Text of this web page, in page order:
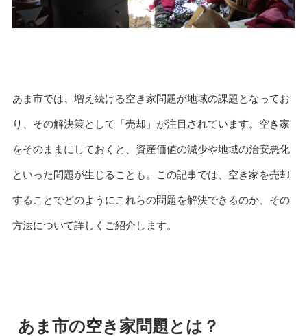
あま市では、増え続ける空き家問題が地域の課題となってお
り、その解決策として「売却」が注目されています。空き家
をそのままにしておくと、資産価値の減少や地域の治安悪化
といった問題が生じることも。この記事では、空き家を売却
することでどのようにこれらの問題を解決できるのか、その
方法について詳しくご紹介します。
あま市の空き家問題とは？